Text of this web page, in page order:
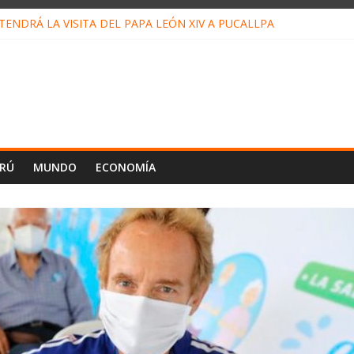
LA VISITA DEL PAPA LEÓN XIV A PUCALLPA
MUNDO ECONOMÍA